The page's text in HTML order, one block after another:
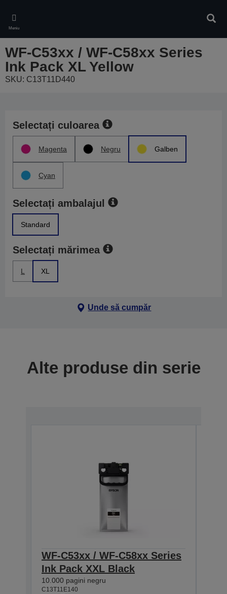
main
content
Meniu
WF-C53xx / WF-C58xx Series
Ink Pack XL Yellow
SKU: C13T11D440
Selectați culoarea
Magenta Negru Galben
Cyan
Selectați ambalajul
Standard
Selectați mărimea
L XL
Unde să cumpăr
Alte produse din serie
WF-C53xx / WF-C58xx Series
Ink Pack XXL Black
10.000 pagini negru
C13T11E140